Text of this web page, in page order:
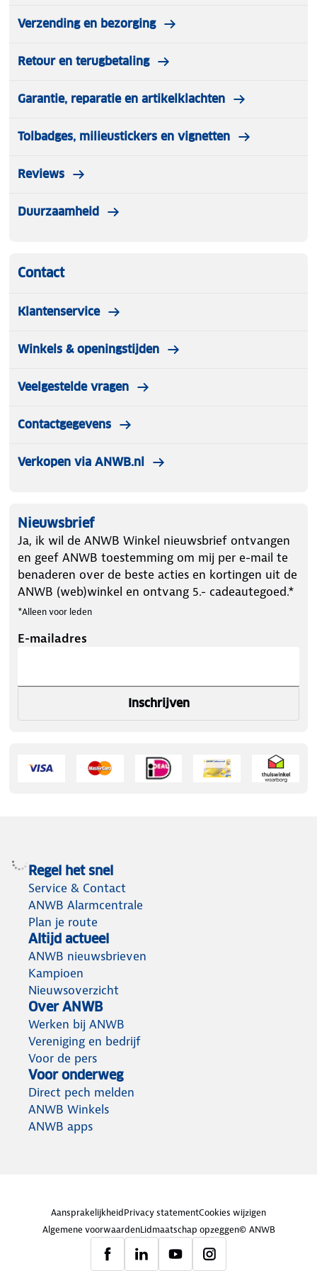
Verzending en bezorging
Retour en terugbetaling
Garantie, reparatie en artikelklachten
Tolbadges, milieustickers en vignetten
Reviews
Duurzaamheid
Contact
Klantenservice
Winkels & openingstijden
Veelgestelde vragen
Contactgegevens
Verkopen via ANWB.nl
Nieuwsbrief
Ja, ik wil de ANWB Winkel nieuwsbrief ontvangen
en geef ANWB toestemming om mij per e-mail te
benaderen over de beste acties en kortingen uit de
ANWB (web)winkel en ontvang 5.- cadeautegoed.*
*Alleen voor leden
E-mailadres
Inschrijven
Regel het snel
Service & Contact
ANWB Alarmcentrale
Plan je route
Altijd actueel
ANWB nieuwsbrieven
Kampioen
Nieuwsoverzicht
Over ANWB
Werken bij ANWB
Vereniging en bedrijf
Voor de pers
Voor onderweg
Direct pech melden
ANWB Winkels
ANWB apps
AansprakelijkheidPrivacy statementCookies wijzigen
Algemene voorwaardenLidmaatschap opzeggen© ANWB